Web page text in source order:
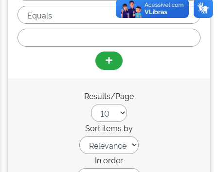
Results/Page
Sort items by
In order